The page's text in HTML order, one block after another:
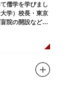
儒学を学びまし
学）校長・東京
院の開設など女
没しました。